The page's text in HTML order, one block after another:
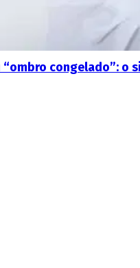
congelado”: o